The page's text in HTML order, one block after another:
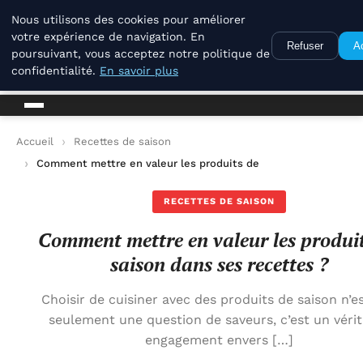
La Compagnie Des Terroirs
La Compagnie Des Terroirs
Accueil
Recettes de saison
Comment mettre en valeur les produits de saison dans ses
RECETTES DE SAISON
Comment mettre en valeur les
saison dans ses recettes ?
Choisir de cuisiner avec des produits de saison
seulement une question de saveurs, c’est un
engagement envers […]
Nous utilisons des cookies pour améliorer
votre expérience de navigation. En
poursuivant, vous acceptez notre politique de
confidentialité. En savoir plus
Refuser